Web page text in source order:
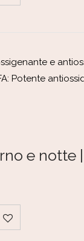
e
Potente
e notte